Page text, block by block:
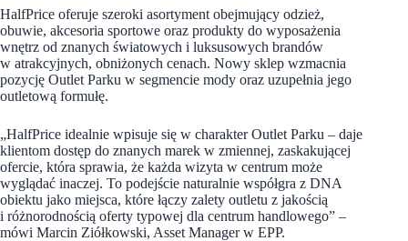
HalfPrice oferuje szeroki asortyment obejmujący odzież,
obuwie, akcesoria sportowe oraz produkty do wyposażenia
wnętrz od znanych światowych i luksusowych brandów
w atrakcyjnych, obniżonych cenach. Nowy sklep wzmacnia
pozycję Outlet Parku w segmencie mody oraz uzupełnia jego
outletową formułę.
„HalfPrice idealnie wpisuje się w charakter Outlet Parku – daje
klientom dostęp do znanych marek w zmiennej, zaskakującej
ofercie, która sprawia, że każda wizyta w centrum może
wyglądać inaczej. To podejście naturalnie współgra z DNA
obiektu jako miejsca, które łączy zalety outletu z jakością
i różnorodnością oferty typowej dla centrum handlowego” –
mówi Marcin Ziółkowski, Asset Manager w EPP.